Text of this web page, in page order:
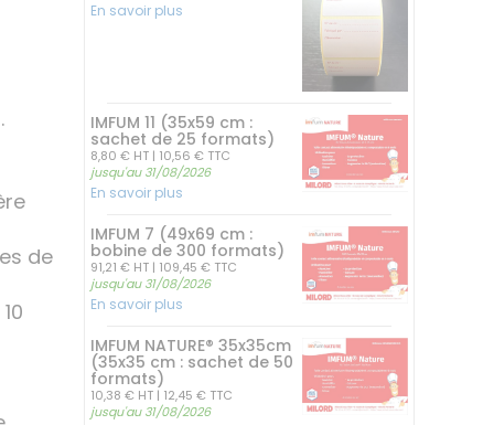
de
En savoir plus
IMFUM 11 (35x59 cm :
sachet de 25 formats)
8,80 € HT | 10,56 € TTC
jusqu'au 31/08/2026
En savoir plus
IMFUM 7 (49x69 cm :
bobine de 300 formats)
91,21 € HT | 109,45 € TTC
jusqu'au 31/08/2026
En savoir plus
IMFUM NATURE® 35x35cm
(35x35 cm : sachet de 50
formats)
10,38 € HT | 12,45 € TTC
jusqu'au 31/08/2026